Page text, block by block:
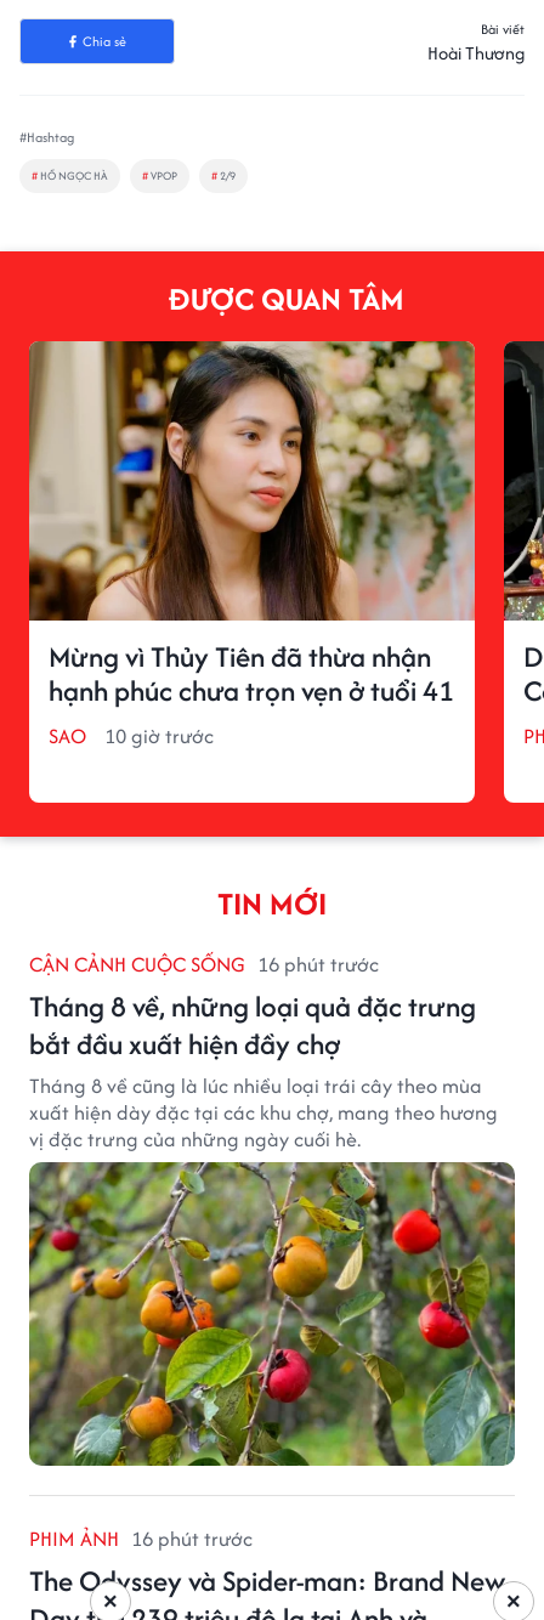
Chia sẻ
Bài viết
Hoài Thương
#Hashtag
# HỒ NGỌC HÀ #VPOP #2/9
ĐƯỢC QUAN TÂM
Mừng vì Thủy Tiên đã thừa nhận
hạnh phúc chưa trọn vẹn ở tuổi 41
SAO 10 giờ trước
TIN MỚI
CẬN CẢNH CUỘC SỐNG 16 phút trước
Tháng 8 về, những loại quả đặc trưng
bắt đầu xuất hiện đầy chợ
Tháng 8 về cũng là lúc nhiều loại trái cây theo mùa
xuất hiện dày đặc tại các khu chợ, mang theo hương
vị đặc trưng của những ngày cuối hè.
PHIM ẢNH 16 phút trước
The Odyssey và Spider-man: Brand New
×
×